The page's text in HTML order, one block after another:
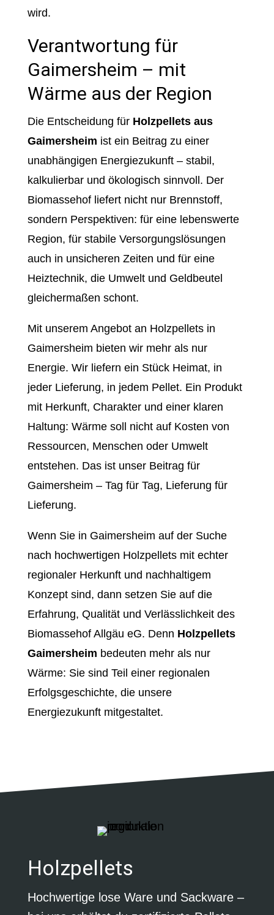
wird.
Verantwortung für
Gaimersheim – mit
Wärme aus der Region
Die Entscheidung für Holzpellets aus
Gaimersheim ist ein Beitrag zu einer
unabhängigen Energiezukunft – stabil,
kalkulierbar und ökologisch sinnvoll. Der
Biomassehof liefert nicht nur Brennstoff,
sondern Perspektiven: für eine lebenswerte
Region, für stabile Versorgungslösungen
auch in unsicheren Zeiten und für eine
Heiztechnik, die Umwelt und Geldbeutel
gleichermaßen schont.
Mit unserem Angebot an Holzpellets in
Gaimersheim bieten wir mehr als nur
Energie. Wir liefern ein Stück Heimat, in
jeder Lieferung, in jedem Pellet. Ein Produkt
mit Herkunft, Charakter und einer klaren
Haltung: Wärme soll nicht auf Kosten von
Ressourcen, Menschen oder Umwelt
entstehen. Das ist unser Beitrag für
Gaimersheim – Tag für Tag, Lieferung für
Lieferung.
Wenn Sie in Gaimersheim auf der Suche
nach hochwertigen Holzpellets mit echter
regionaler Herkunft und nachhaltigem
Konzept sind, dann setzen Sie auf die
Erfahrung, Qualität und Verlässlichkeit des
Biomassehof Allgäu eG. Denn Holzpellets
Gaimersheim bedeuten mehr als nur
Wärme: Sie sind Teil einer regionalen
Erfolgsgeschichte, die unsere
Energiezukunft mitgestaltet.
Holzpellets
Hochwertige lose Ware und Sackware –